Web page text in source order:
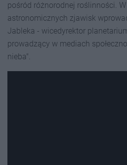
pośród różnorodnej roślinności.
astronomicznych zjawisk
Jableka - wicedyrektor
prowadzący w mediach
nieba".